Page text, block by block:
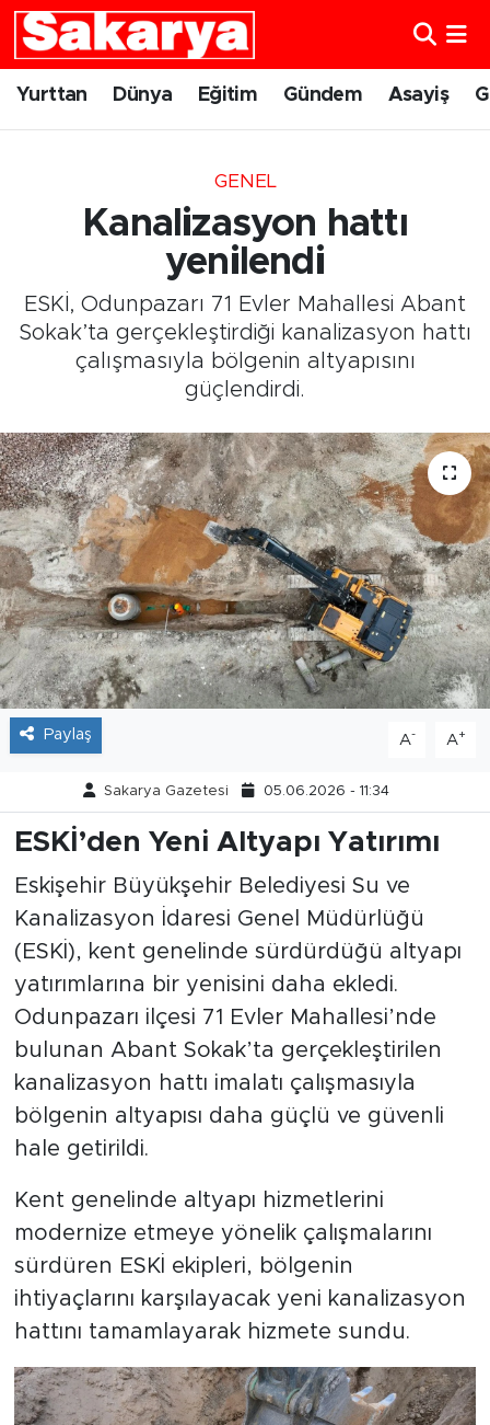
Yurttan Dünya Eğitim Gündem Asayiş
GENEL
Kanalizasyon hattı
yenilendi
ESKİ, Odunpazarı 71 Evler Mahallesi Abant
Sokak’ta gerçekleştirdiği kanalizasyon hattı
çalışmasıyla bölgenin altyapısını
güçlendirdi.
Paylaş A- A+
Sakarya Gazetesi 05.06.2026 - 11:34
ESKİ’den Yeni Altyapı Yatırımı
Eskişehir Büyükşehir Belediyesi Su ve
Kanalizasyon İdaresi Genel Müdürlüğü
(ESKİ), kent genelinde sürdürdüğü altyapı
yatırımlarına bir yenisini daha ekledi.
Odunpazarı ilçesi 71 Evler Mahallesi’nde
bulunan Abant Sokak’ta gerçekleştirilen
kanalizasyon hattı imalatı çalışmasıyla
bölgenin altyapısı daha güçlü ve güvenli
hale getirildi.
Kent genelinde altyapı hizmetlerini
modernize etmeye yönelik çalışmalarını
sürdüren ESKİ ekipleri, bölgenin
ihtiyaçlarını karşılayacak yeni kanalizasyon
hattını tamamlayarak hizmete sundu.
Yurttan
Eskişehirspor
Spor
Kültür Sanat
Tarihçe
Resmi İlanlar
Söyleşi
Foto Şaka
Teknoloji
Politika
Eskişehir Nöbetçi Eczaneler
Eskişehir Trafik Yoğunluk Haritası
Süper Lig Puan Durumu ve Fikstür
Tüm Manşetler
Haber Arşivi